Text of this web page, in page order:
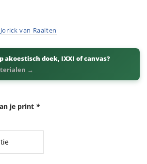
Jorick van Raalten
akoestisch doek, IXXI of canvas?
→
je print *